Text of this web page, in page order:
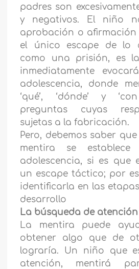
padres son
y negativos. El niño
aprobación o afirmación
el único escape de lo
como una prisión, es
inmediatamente
adolescencia, donde
‘qué’, ‘dónde’ y
preguntas cuyas
sujetas a la fabricación.
Pero, debemos saber
mentira se
adolescencia, si es que
un escape táctico; por
identificarla en las
desarrollo
La búsqueda de atención
La mentira puede
obtener algo que de
lograría. Un niño que
atención, mentirá